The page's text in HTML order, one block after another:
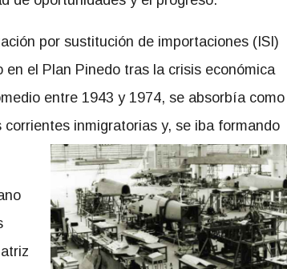
por sustitución de importaciones (ISI)
el Plan Pinedo tras la crisis económica
entre 1943 y 1974, se absorbía como
inmigratorias y, se iba formando